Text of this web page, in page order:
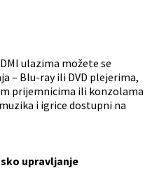
ulazima možete se
– Blu-ray ili DVD plejerima,
prijemnicima ili konzolama
i igrice dostupni na
upravljanje